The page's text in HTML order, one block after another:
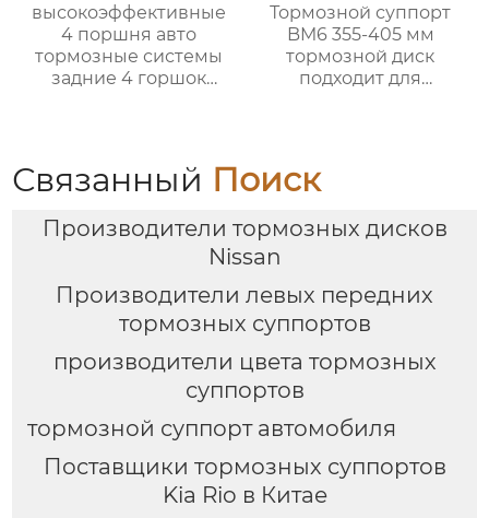
высокоэффективные
4 поршня авто
тормозные системы
задние 4 горшок
тормозной комплект
Тормозной суппорт
BM6 355-405 мм
тормозной диск
подходит для
Связанный Поиск
Производители тормозных дисков
Nissan
Производители левых передних
тормозных суппортов
производители цвета тормозных
суппортов
тормозной суппорт автомобиля
Поставщики тормозных суппортов
Kia Rio в Китае